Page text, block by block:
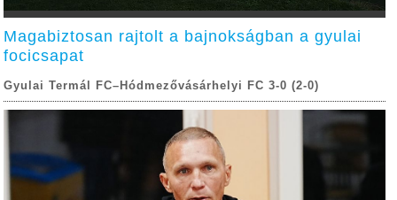
Magabiztosan rajtolt a bajnokságban a gyulai
focicsapat
Gyulai Termál FC–Hódmezővásárhelyi FC 3-0 (2-0)